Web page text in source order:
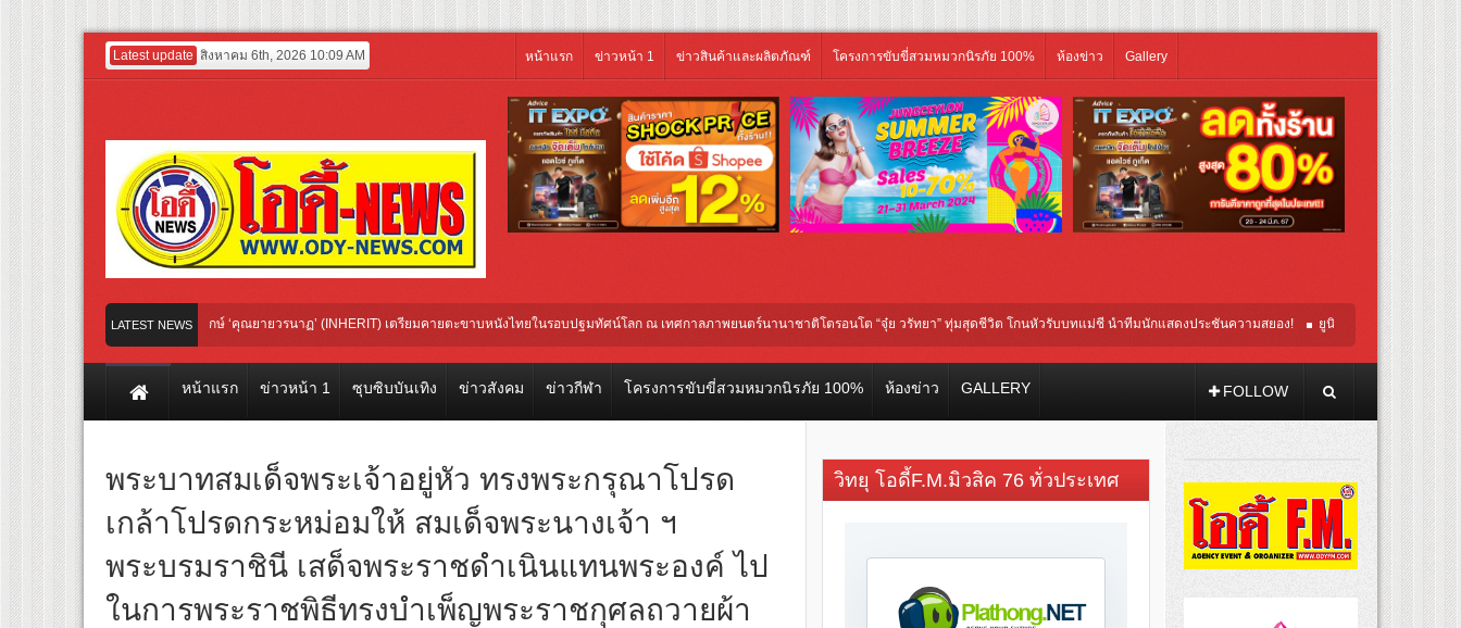
Latest update สิงหาคม 6th, 2026 10:09 AM หน้าแรก ข่าวหน้า 1 ข่าวสินค้าและผลิตภัณฑ์ โครงการขับขี่สวมหมวกนิรภัย 100% ห้องข่าว Gallery
LATEST NEWS
งแรก! ภาพยนตร์ฟอร์มยักษ์ ‘คุณยายวรนาฏ’ (INHERIT) เตรียมคายตะขาบหนังไทยในรอบปฐมทัศน์โลก ณ เทศกาลภาพยนตร์นานาชาติโตรอนโต “จุ๋ย วรัทยา” ทุ่มสุดชีวิต โกนหัวรับบทแม่ชี นำทีมนักแสดงประชันความสยอง! ยูนิโคล่ เปิดตัว LifeWear Fall/
ตอน ขนลุกซู่! วันหยุดพิศวงกับภูตผีกุ๊กกู๋” เผยโปสเตอร์และตัวอย่างแรก ก่อนฉาย 24 กันยายนนี้ Harley-Davidson® และโซดาสิงห์ ชวนร่วมฉลอง 5 ปี ASIA HARLEY DAYS™ 2026 เทศกาลโมโตไลฟ์สไตล์ที่นักขี่ทั่วเอเชียรอคอย
หน้าแรก ข่าวหน้า 1 ซุบซิบบันเทิง ข่าวสังคม ข่าวกีฬา โครงการขับขี่สวมหมวกนิรภัย 100% ห้องข่าว GALLERY FOLLOW
พระบาทสมเด็จพระเจ้าอยู่หัว ทรงพระกรุณาโปรด
เกล้าโปรดกระหม่อมให้ สมเด็จพระนางเจ้า ฯ
พระบรมราชินี เสด็จพระราชดำเนินแทนพระองค์ ไป
ในการพระราชพิธีทรงบำเพ็ญพระราชกุศลถวายผ้า
วิทยุ โอดี้F.M.มิวสิค 76 ทั่วประเทศ